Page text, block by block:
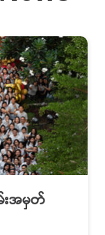
းအမှတ်